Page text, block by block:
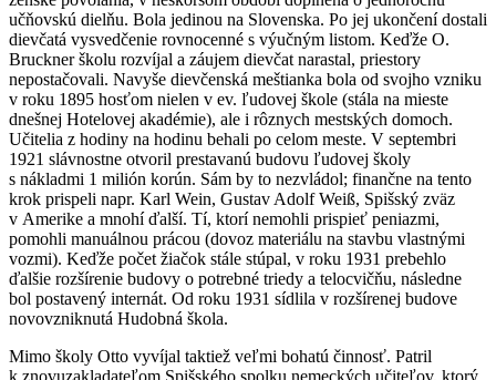
učňovskú dielňu. Bola jedinou na Slovenska. Po jej ukončení dostali
dievčatá vysvedčenie rovnocenné s výučným listom. Keďže O.
Bruckner školu rozvíjal a záujem dievčat narastal, priestory
nepostačovali. Navyše dievčenská meštianka bola od svojho vzniku
v roku 1895 hosťom nielen v ev. ľudovej škole (stála na mieste
dnešnej Hotelovej akadémie), ale i rôznych mestských domoch.
Učitelia z hodiny na hodinu behali po celom meste. V septembri
1921 slávnostne otvoril prestavanú budovu ľudovej školy
s nákladmi 1 milión korún. Sám by to nezvládol; finančne na tento
krok prispeli napr. Karl Wein, Gustav Adolf Weiß, Spišský zväz
v Amerike a mnohí ďalší. Tí, ktorí nemohli prispieť peniazmi,
pomohli manuálnou prácou (dovoz materiálu na stavbu vlastnými
vozmi). Keďže počet žiačok stále stúpal, v roku 1931 prebehlo
ďalšie rozšírenie budovy o potrebné triedy a telocvičňu, následne
bol postavený internát. Od roku 1931 sídlila v rozšírenej budove
novovzniknutá Hudobná škola.
Mimo školy Otto vyvíjal taktiež veľmi bohatú činnosť. Patril
k znovuzakladateľom Spišského spolku nemeckých učiteľov, ktorý